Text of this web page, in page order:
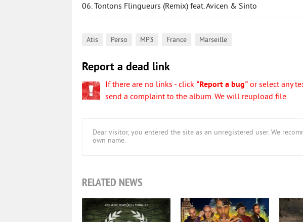
06. Tontons Flingueurs (Remix) feat. Avicen & Sinto
Atis Perso MP3 France Marseille
Report a dead link
If there are no links - click "Report a bug" or select any
send a complaint to the album. We will reupload file.
Dear visitor, you entered the site as an unregistered user. We
own name.
RELATED NEWS